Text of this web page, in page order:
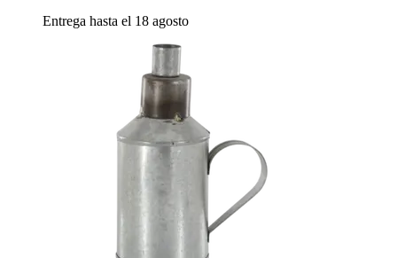
Entrega hasta el 18 agosto